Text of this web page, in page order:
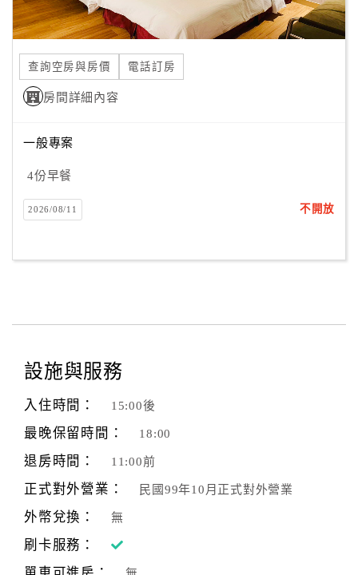
查詢空房與房價 電話訂房
房間詳細內容
一般專案
4份早餐
2026/08/11 不開放
設施與服務
入住時間： 15:00後
最晚保留時間： 18:00
退房時間： 11:00前
正式對外營業： 民國99年10月正式對外營業
外幣兌換： 無
刷卡服務：